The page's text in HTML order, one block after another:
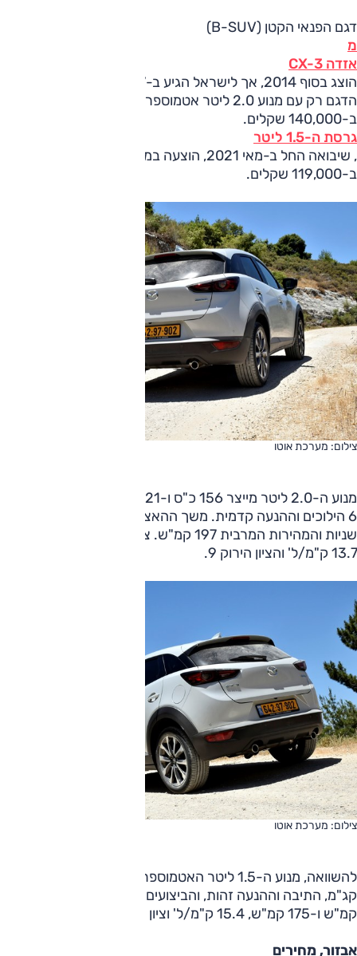
דגם הפנאי הקטן (B-SUV)
מ
אזדה CX-3
הדגם רק עם מנוע 2.0 ליטר אטמוספרי במחירים שהחלו
ב-140,000 שקלים.
גרסת ה-1.5 ליטר
, שיבואה החל ב-מאי 2021, הוצעה במחיר מופחת בהרבה, החל
ב-119,000 שקלים.
צילום: מערכת אוטו
שניות והמהירות המרבית 197 קמ"ש. צריכת הדלק המשולבת
13.7 ק"מ/ל' והציון הירוק 9.
צילום: מערכת אוטו
קמ"ש ו-175 קמ"ש, 15.4 ק"מ/ל' וציון ירוק 5.
אבזור, מחירים